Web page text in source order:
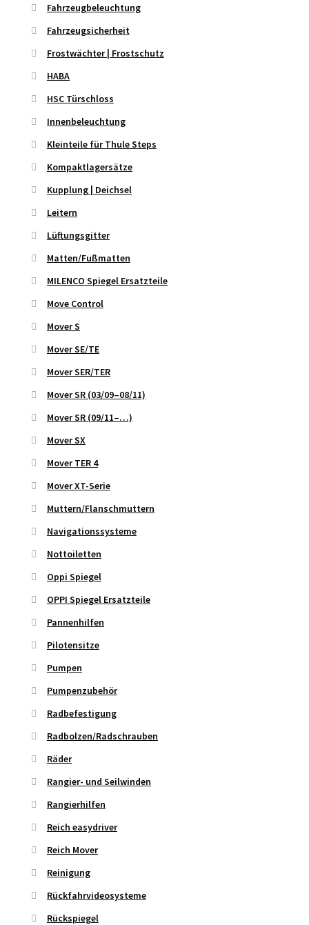
Fahrzeugbeleuchtung
Fahrzeugsicherheit
Frostwächter | Frostschutz
HABA
HSC Türschloss
Innenbeleuchtung
Kleinteile für Thule Steps
Kompaktlagersätze
Kupplung | Deichsel
Leitern
Lüftungsgitter
Matten/Fußmatten
MILENCO Spiegel Ersatzteile
Move Control
Mover S
Mover SE/TE
Mover SER/TER
Mover SR (03/09–08/11)
Mover SR (09/11–…)
Mover SX
Mover TER 4
Mover XT-Serie
Muttern/Flanschmuttern
Navigationssysteme
Nottoiletten
Oppi Spiegel
OPPI Spiegel Ersatzteile
Pannenhilfen
Pilotensitze
Pumpen
Pumpenzubehör
Radbefestigung
Radbolzen/Radschrauben
Räder
Rangier- und Seilwinden
Rangierhilfen
Reich easydriver
Reich Mover
Reinigung
Rückfahrvideosysteme
Rückspiegel